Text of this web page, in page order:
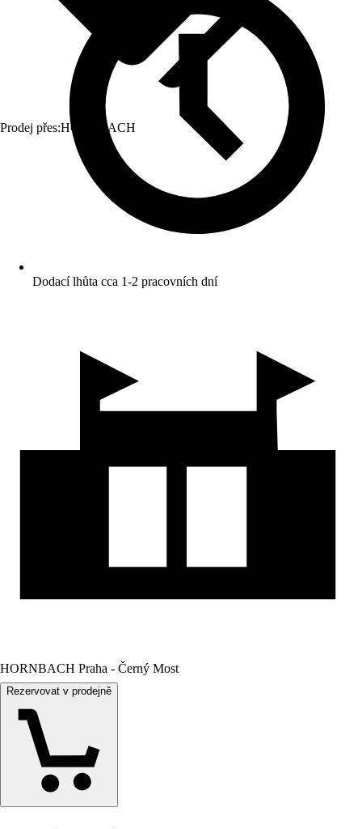
Prodej přes:HORNBACH
Dodací lhůta cca 1-2 pracovních dní
HORNBACH Praha - Černý Most
Rezervovat v prodejně